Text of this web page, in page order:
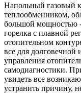
Напольный газовый
теплообменником,
большой мощностью -
горелка с плавной
отопительном
все для долговечной
управления
самодиагностики.
увидеть все
устранить причину,